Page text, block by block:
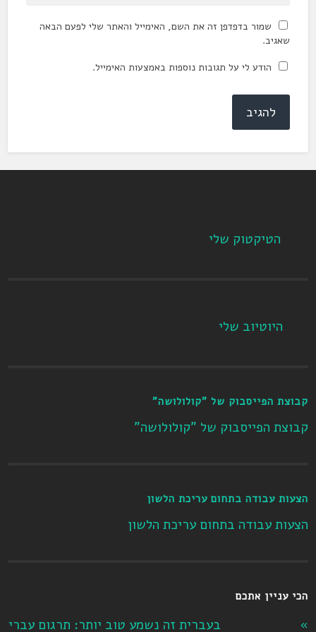
שמור בדפדפן זה את השם, האימייל והאתר שלי לפעם הבאה
שאגיב.
הודע לי על תגובות נוספות באמצעות האימייל.
הטיקטוק שלי
היוטיוב שלי
קבוצת הפייסבוק של "קולולושה"
קבוצת הפייסבוק של "קולולושה"
הצעות עבודה בתחום עריכת הלשון
הצעות עבודה בתחום עריכת הלשון
הכי עניין אתכם
בעברית זה נשמע טוב יותר: תרגום עברי